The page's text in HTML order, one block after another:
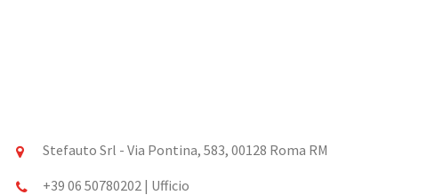
Stefauto Srl - Via Pontina, 583, 00128 Roma RM
+39 06 50780202 | Ufficio